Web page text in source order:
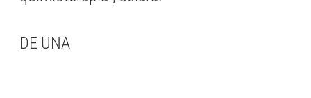
DE UNA